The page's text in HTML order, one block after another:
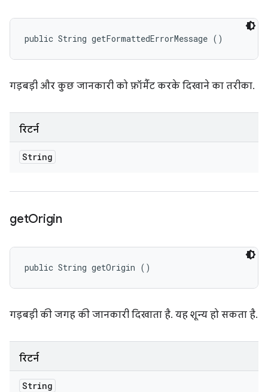
public String getFormattedErrorMessage ()
गड़बड़ी और कुछ जानकारी को फ़ॉर्मैट करके दिखाने का तरीका.
रिटर्न
String
getOrigin
public String getOrigin ()
गड़बड़ी की जगह की जानकारी दिखाता है. यह शून्य हो सकता है.
रिटर्न
String